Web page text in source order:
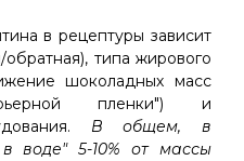
в рецептуры зависит
типа жирового
шоколадных масс
пленки") и
В общем, в
воде" 5-10% от массы